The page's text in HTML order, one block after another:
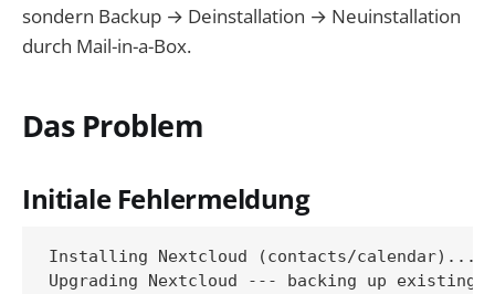
sondern Backup → Deinstallation → Neuinstallation
durch Mail-in-a-Box.
Das Problem
Initiale Fehlermeldung
Installing Nextcloud (contacts/calendar)...
Upgrading Nextcloud --- backing up